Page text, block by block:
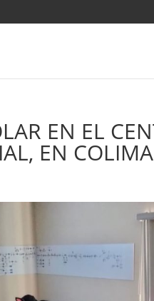
EN EL
EN COLIMA